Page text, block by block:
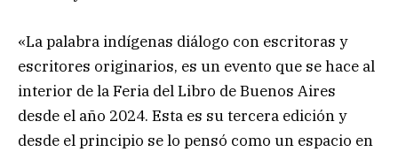
«La palabra indígenas diálogo con escritoras y
escritores originarios, es un evento que se hace al
interior de la Feria del Libro de Buenos Aires
desde el año 2024. Esta es su tercera edición y
desde el principio se lo pensó como un espacio en